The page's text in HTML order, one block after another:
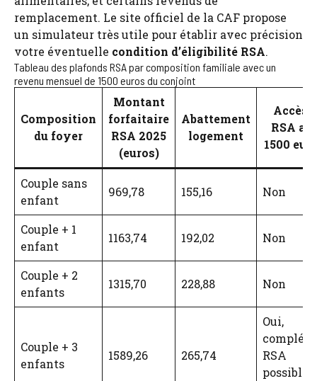
remplacement. Le site officiel de la CAF propose
un simulateur très utile pour établir avec précision
votre éventuelle condition d’éligibilité RSA.
Tableau des plafonds RSA par composition familiale avec un
revenu mensuel de 1500 euros du conjoint
Composition
du foyer
Montant
forfaitaire
RSA 2025
(euros)
Abattement
logement
Accès
RSA
1500
Couple sans
enfant
969,78 155,16 Non
Couple + 1
enfant
1163,74 192,02 Non
Couple + 2
enfants
1315,70 228,88 Non
Couple + 3
enfants
1589,26 265,74
Oui,
RSA
possible